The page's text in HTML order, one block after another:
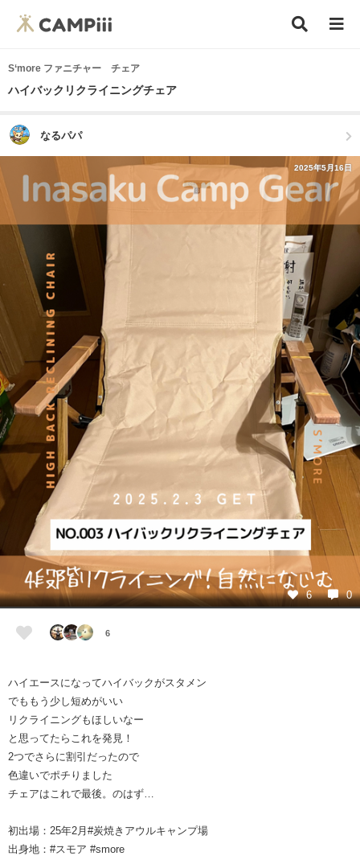
S‘more ファニチャー チェア
ハイバックリクライニングチェア
なるパパ
2025年5月16日
6 0
6
ハイエースになってハイバックがスタメン
でももう少し短めがいい
リクライニングもほしいなー
と思ってたらこれを発見！
2つでさらに割引だったので
色違いでポチりました
チェアはこれで最後。のはず…
初出場：25年2月#炭焼きアウルキャンプ場
出身地：#スモア #smore